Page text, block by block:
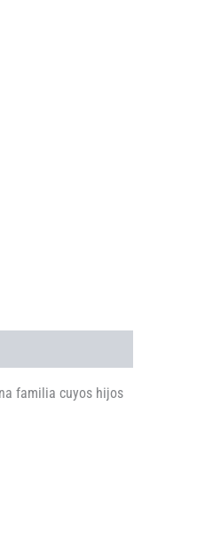
familia cuyos hijos